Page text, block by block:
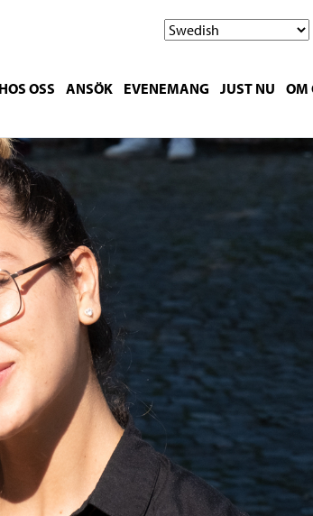
OSS ANSÖK EVENEMANG JUST NU OM